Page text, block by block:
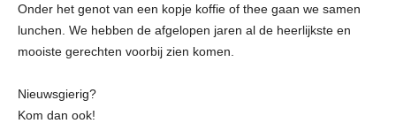
Onder het genot van een kopje koffie of thee gaan we samen
lunchen. We hebben de afgelopen jaren al de heerlijkste en
mooiste gerechten voorbij zien komen.
Nieuwsgierig?
Kom dan ook!